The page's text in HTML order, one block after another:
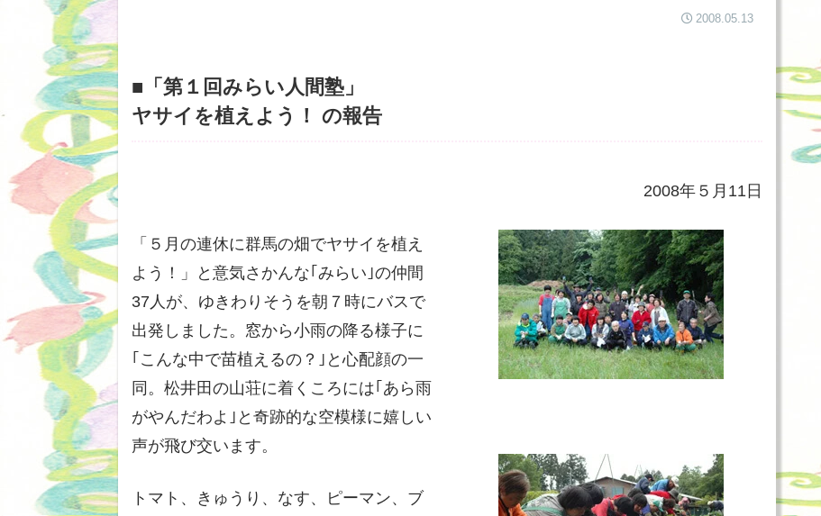
2008.05.13
■「第１回みらい人間塾」
ヤサイを植えよう！ の報告
2008年５月11日
「５月の連休に群馬の畑でヤサイを植え
よう！」と意気さかんな｢みらい｣の仲間
37人が、ゆきわりそうを朝７時にバスで
出発しました。窓から小雨の降る様子に
｢こんな中で苗植えるの？｣と心配顔の一
同。松井田の山荘に着くころには｢あら雨
がやんだわよ｣と奇跡的な空模様に嬉しい
声が飛び交います。
トマト、きゅうり、なす、ピーマン、ブ